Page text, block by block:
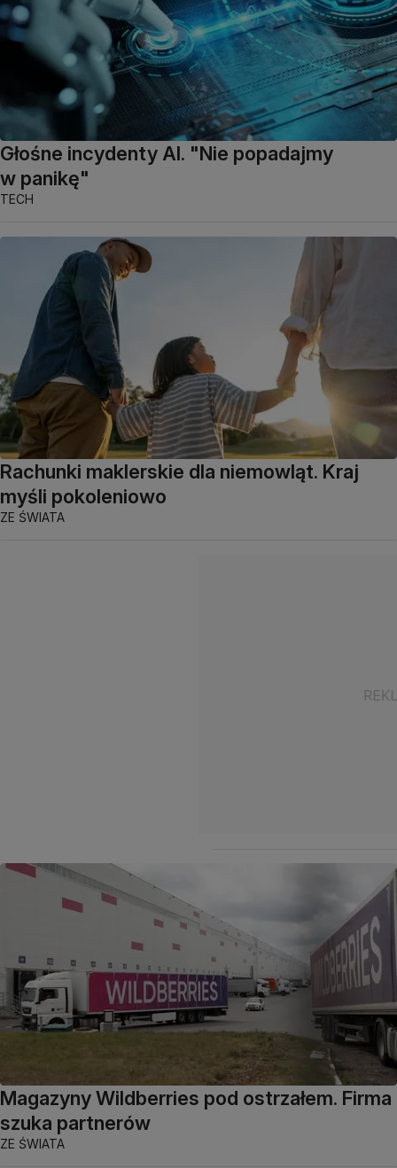
Głośne incydenty AI. "Nie popadajmy
w panikę"
TECH
Rachunki maklerskie dla niemowląt. Kraj
myśli pokoleniowo
ZE ŚWIATA
Magazyny Wildberries pod ostrzałem. Firma
szuka partnerów
ZE ŚWIATA